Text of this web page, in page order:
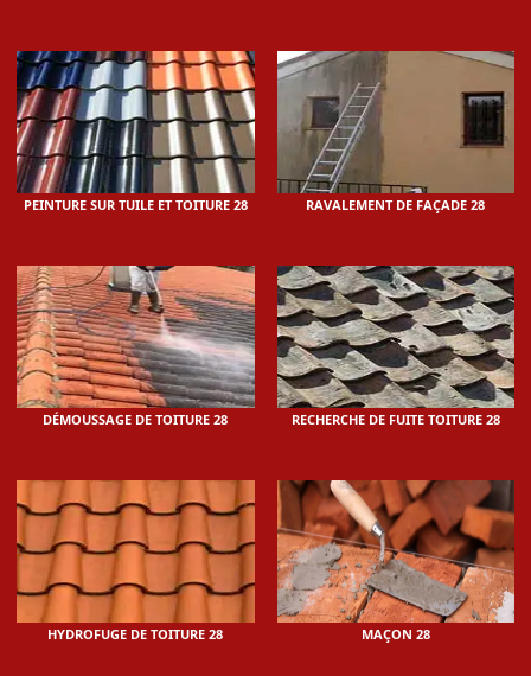
PEINTURE SUR TUILE ET TOITURE 28 RAVALEMENT DE FAÇADE 28
DÉMOUSSAGE DE TOITURE 28 RECHERCHE DE FUITE TOITURE 28
HYDROFUGE DE TOITURE 28 MAÇON 28